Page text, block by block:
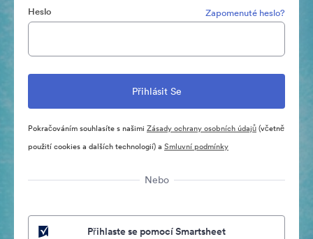
Heslo Zapomenuté heslo?
Pokračováním souhlasíte s našimi Zásady ochrany osobních údajů(včetně
použití cookies a dalších technologií) a Smluvní podmínky
Nebo
Přihlaste se pomocí Smartsheet